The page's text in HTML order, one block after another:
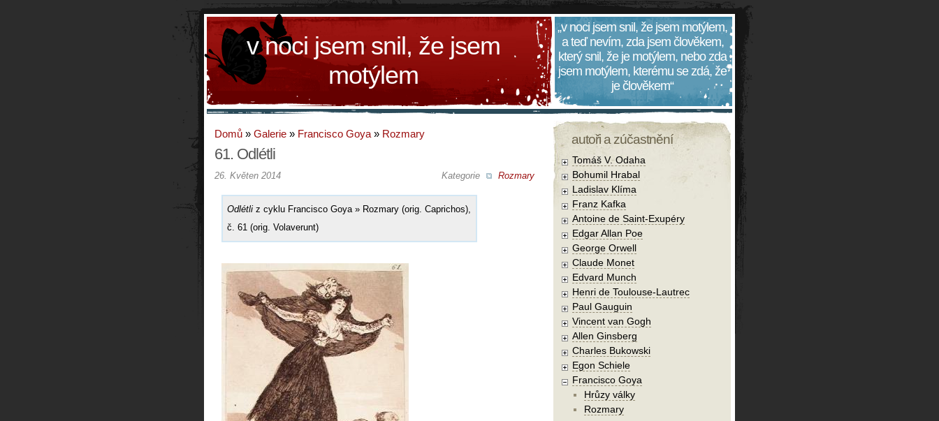
v noci jsem snil, že jsem
motýlem
„v noci jsem snil, že jsem motýlem,
a teď nevím, zda jsem člověkem,
který snil, že je motýlem, nebo zda
jsem motýlem, kterému se zdá, že
je člověkem“
Domů » Galerie » Francisco Goya » Rozmary
61. Odlétli
Kategorie Rozmary
26. Květen 2014
Odlétli z cyklu Francisco Goya » Rozmary (orig. Caprichos),
č. 61 (orig. Volaverunt)
autoři a zúčastnění
Tomáš V. Odaha
Bohumil Hrabal
Ladislav Klíma
Franz Kafka
Antoine de Saint-Exupéry
Edgar Allan Poe
George Orwell
Claude Monet
Edvard Munch
Henri de Toulouse-Lautrec
Paul Gauguin
Vincent van Gogh
Allen Ginsberg
Charles Bukowski
Egon Schiele
Francisco Goya
Hrůzy války
Rozmary